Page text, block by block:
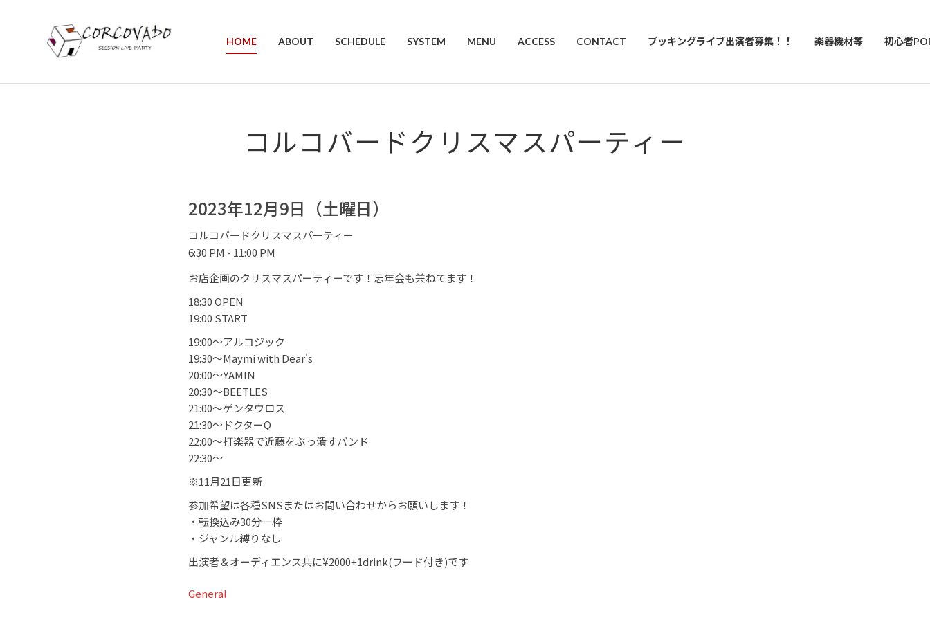
HOME ABOUT SCHEDULE SYSTEM MENU ACCESS CONTACT ブッキングライブ出演者募集！！ 楽器機材等 初心者
コルコバードクリスマスパーティー
2023年12月9日（土曜日）
コルコバードクリスマスパーティー
6:30 PM - 11:00 PM
お店企画のクリスマスパーティーです！忘年会も兼ねてます！
18:30 OPEN
19:00 START
19:00〜アルコジック
19:30〜Maymi with Dear's
20:00〜YAMIN
20:30〜BEETLES
21:00〜ゲンタウロス
21:30〜ドクターQ
22:00〜打楽器で近藤をぶっ潰すバンド
22:30〜
※11月21日更新
参加希望は各種SNSまたはお問い合わせからお願いします！
・転換込み30分一枠
・ジャンル縛りなし
出演者＆オーディエンス共に¥2000+1drink(フード付き)です
General